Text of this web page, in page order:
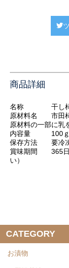
商品詳細
名称 干し柿
原材料名 市田柿
原材料の一部に乳
内容量 100ｇ
保存方法 要冷
賞味期間 365日
い）
CATEGORY
お漬物